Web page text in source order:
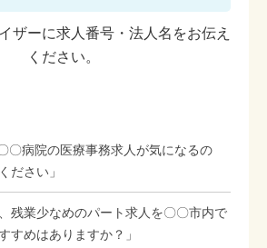
ザーに求人番号・法人名をお伝え
ください。
〇病院の医療事務求人が気になるの
ださい」
残業少なめのパート求人を〇〇市内で
すめはありますか？」